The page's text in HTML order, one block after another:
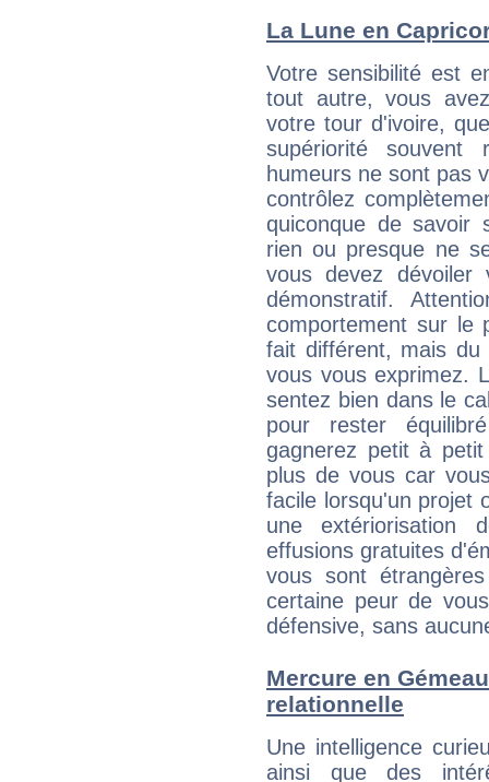
La Lune en
Votre sensibilité est
tout autre, vous
votre tour d'ivoire,
supériorité souvent
humeurs ne sont pas
contrôlez
quiconque de savoir
rien ou presque ne
vous devez
démonstratif.
comportement sur le
fait différent, mais du
vous vous exprimez.
sentez bien dans le
pour rester
gagnerez petit à
plus de vous car
facile lorsqu'un projet
une extériorisation
effusions gratuites
vous sont
certaine peur de
défensive, sans
Mercure en
relationnelle
Une intelligence
ainsi que des